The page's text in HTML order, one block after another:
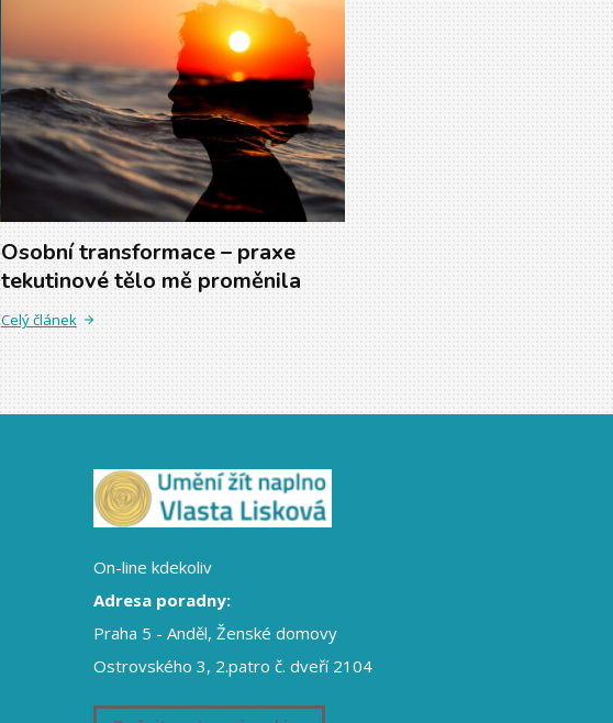
Osobní transformace – praxe
tekutinové tělo mě proměnila
Celý článek
On-line kdekoliv
Adresa poradny:
Praha 5 - Anděl, Ženské domovy
Ostrovského 3, 2.patro č. dveří 2104